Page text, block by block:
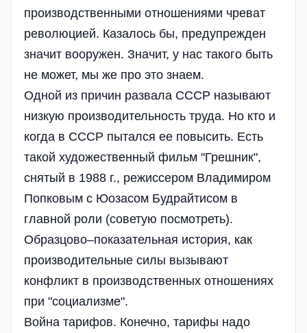
производственными отношениями чреват
революцией. Казалось бы, предупрежден
значит вооружен. Значит, у нас такого быть
не может, мы же про это знаем.
Одной из причин развала СССР называют
низкую производительность труда. Но кто и
когда в СССР пытался ее повысить. Есть
такой художественный фильм "Грешник",
снятый в 1988 г., режиссером Владимиром
Попковым с Юозасом Будрайтисом в
главной роли (советую посмотреть).
Образцово–показательная история, как
производительные силы вызывают
конфликт в производственных отношениях
при "социализме".
Война тарифов. Конечно, тарифы надо